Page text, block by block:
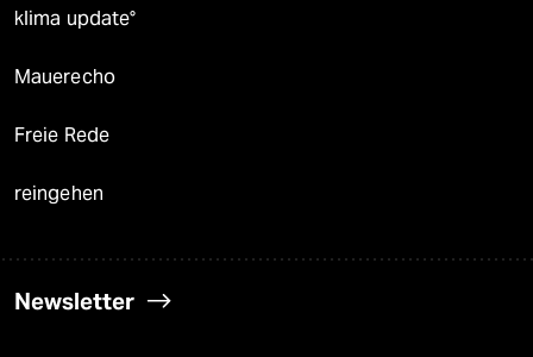
klima update°
Mauerecho
Freie Rede
reingehen
Newsletter